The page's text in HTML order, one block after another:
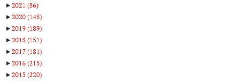
►2021 (86)
►2020(148)
►2019(189)
►2018(151)
►2017(181)
►2016(215)
►2015 (220)